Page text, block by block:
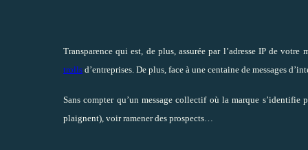
Transparence qui est, de plus, assurée par l’adresse IP de
trolls d’entreprises. De plus, face à une centaine de messages
Sans compter qu’un message collectif où la marque s’identifie
plaignent), voir ramener des prospects…